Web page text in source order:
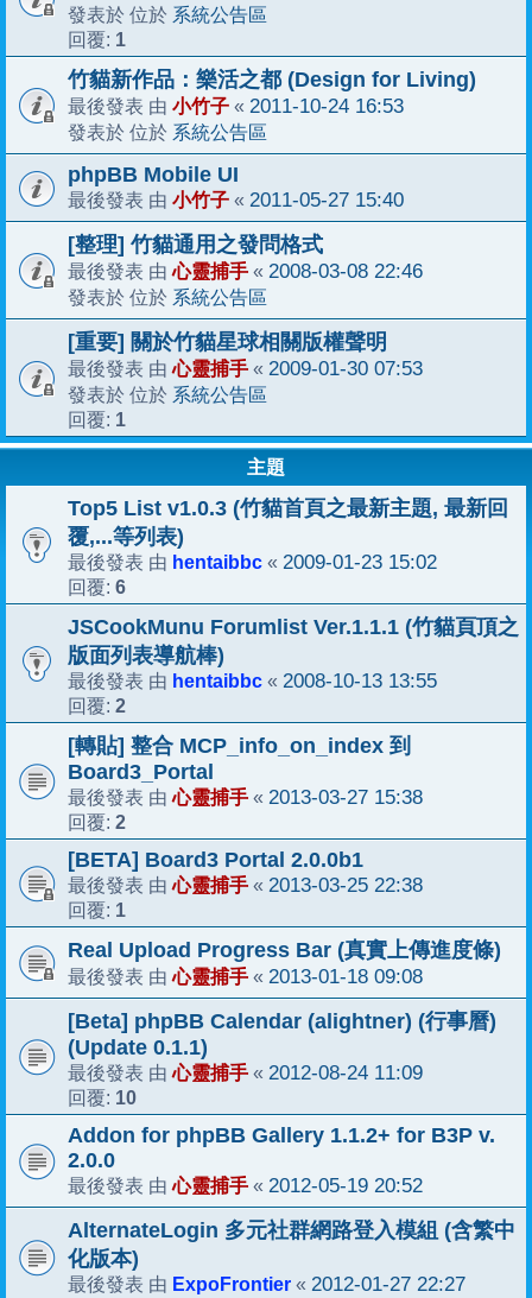
發表於 位於 系統公告區
回覆: 1
竹貓新作品：樂活之都 (Design for Living)
最後發表 由 小竹子 « 2011-10-24 16:53
發表於 位於 系統公告區
phpBB Mobile UI
最後發表 由 小竹子 « 2011-05-27 15:40
[整理] 竹貓通用之發問格式
最後發表 由心靈捕手 « 2008-03-08 22:46
發表於 位於 系統公告區
[重要] 關於竹貓星球相關版權聲明
最後發表 由心靈捕手 « 2009-01-30 07:53
發表於 位於 系統公告區
回覆: 1
主題
Top5 List v1.0.3 (竹貓首頁之最新主題, 最新回
覆,...等列表)
最後發表 由 hentaibbc « 2009-01-23 15:02
回覆: 6
JSCookMunu Forumlist Ver.1.1.1 (竹貓頁頂之
版面列表導航棒)
最後發表 由 hentaibbc « 2008-10-13 13:55
回覆: 2
[轉貼] 整合 MCP_info_on_index 到
Board3_Portal
最後發表 由心靈捕手 « 2013-03-27 15:38
回覆: 2
[BETA] Board3 Portal 2.0.0b1
最後發表 由心靈捕手 « 2013-03-25 22:38
回覆: 1
Real Upload Progress Bar (真實上傳進度條)
最後發表 由心靈捕手 « 2013-01-18 09:08
[Beta] phpBB Calendar (alightner) (行事曆)
(Update 0.1.1)
最後發表 由心靈捕手 « 2012-08-24 11:09
回覆: 10
Addon for phpBB Gallery 1.1.2+ for B3P v.
2.0.0
最後發表 由心靈捕手 « 2012-05-19 20:52
AlternateLogin 多元社群網路登入模組 (含繁中
化版本)
最後發表 由 ExpoFrontier « 2012-01-27 22:27